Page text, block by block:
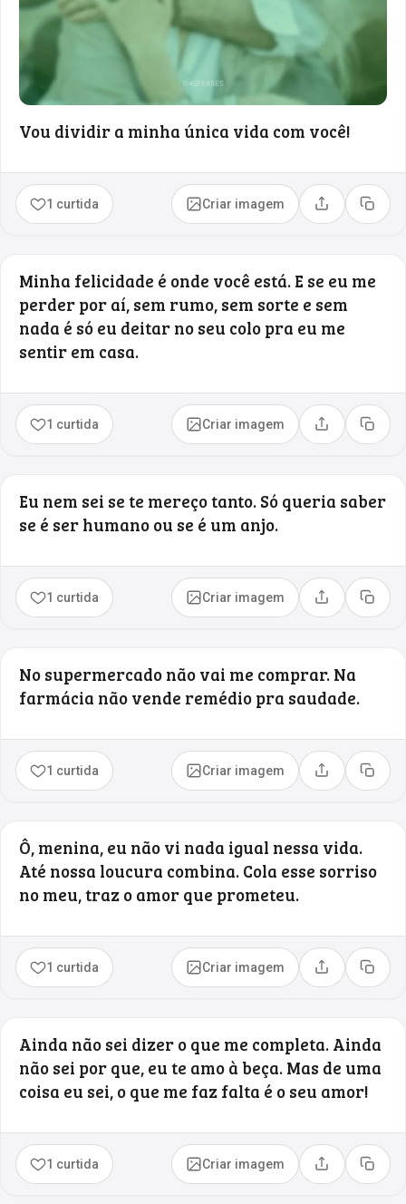
Vou dividir a minha única vida com você!
1 curtida Criar imagem Compartilhar
Copiar
Minha felicidade é onde você está. E se eu me
perder por aí, sem rumo, sem sorte e sem
nada é só eu deitar no seu colo pra eu me
sentir em casa.
1 curtida Criar imagem Compartilhar
Copiar
Eu nem sei se te mereço tanto. Só queria saber
se é ser humano ou se é um anjo.
1 curtida Criar imagem Compartilhar
Copiar
No supermercado não vai me comprar. Na
farmácia não vende remédio pra saudade.
1 curtida Criar imagem Compartilhar
Copiar
Ô, menina, eu não vi nada igual nessa vida.
Até nossa loucura combina. Cola esse sorriso
no meu, traz o amor que prometeu.
1 curtida Criar imagem Compartilhar
Copiar
Ainda não sei dizer o que me completa. Ainda
não sei por que, eu te amo à beça. Mas de uma
coisa eu sei, o que me faz falta é o seu amor!
1 curtida Criar imagem Compartilhar
Copiar